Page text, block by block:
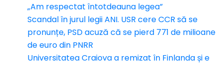
„Am respectat întotdeauna legea”
Scandal în jurul legii ANI. USR cere CCR să se
pronunțe, PSD acuză că se pierd 771 de milioane
de euro din PNRR
Universitatea Craiova a remizat în Finlanda și e